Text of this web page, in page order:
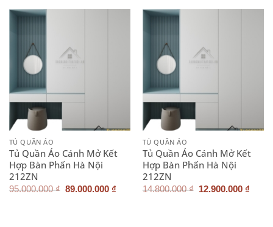
TỦ QUẦN ÁO
Tủ Quần Áo Cánh Mở Kết
Hợp Bàn Phấn Hà Nội
212ZN
95.000.000₫ Giá
89.000.000 ₫
TỦ QUẦN ÁO
Tủ Quần Áo Cánh Mở Kết
Hợp Bàn Phấn Hà Nội
212ZN
14.800.000₫ Giá
12.900.000 ₫